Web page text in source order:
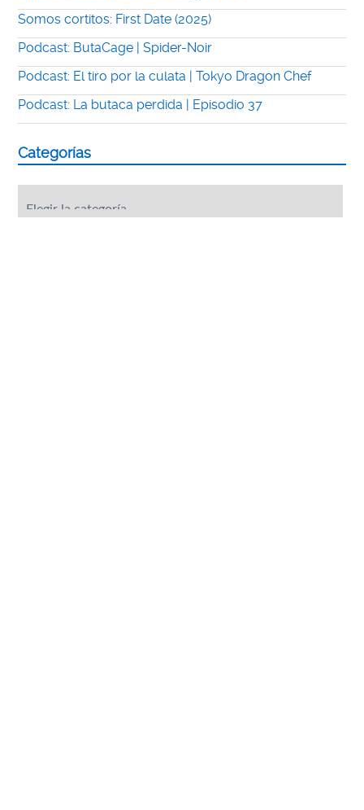
Somos cortitos: First Date (2025)
Podcast: ButaCage | Spider-Noir
Podcast: El tiro por la culata | Tokyo Dragon Chef
Podcast: La butaca perdida | Episodio 37
Categorías